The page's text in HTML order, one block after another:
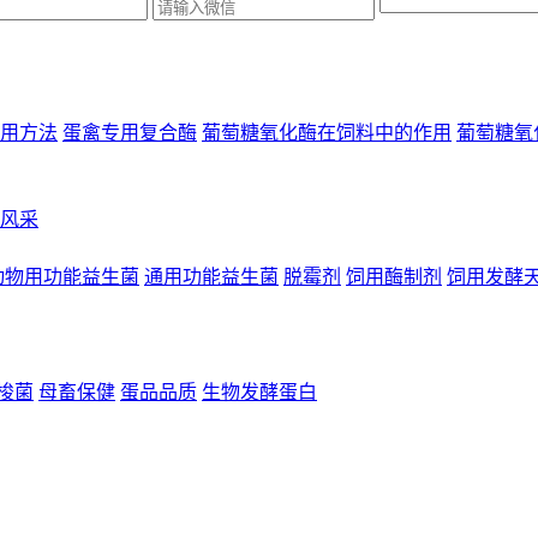
方法 蛋禽专用复合酶 葡萄糖氧化酶在饲料中的作用 葡萄糖氧
采
物用功能益生菌 通用功能益生菌 脱霉剂 饲用酶制剂 饲用发酵
菌 母畜保健 蛋品品质 生物发酵蛋白